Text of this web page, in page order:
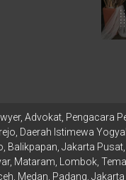
Advokat, Pengacara
Daerah Istimewa
Balikpapan, Jakarta
Mataram, Lombok,
Medan, Padang,